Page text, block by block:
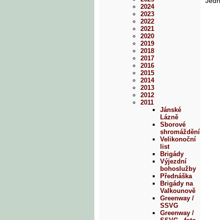
2024
2023
2022
2021
2020
2019
2018
2017
2016
2015
2014
2013
2012
2011
Jánské
Lázně
Sborové
shromáždění
Velikonoční
list
Brigády
Výjezdní
bohoslužby
Přednáška
Brigády na
Valkounově
Greenway /
SSVG
Greenway /